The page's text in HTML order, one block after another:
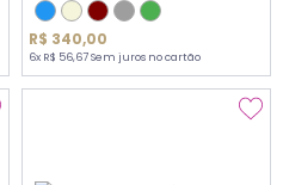
R$ 340,00
6x R$ 56,67 Sem juros no cartão